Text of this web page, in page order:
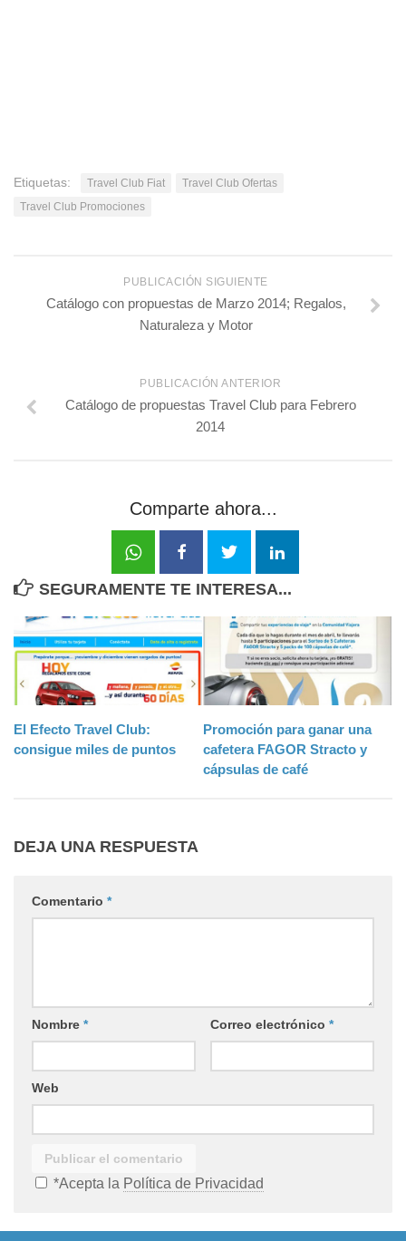
Etiquetas: Travel Club Fiat
Travel Club Ofertas
Travel Club Promociones
PUBLICACIÓN SIGUIENTE
Catálogo con propuestas de Marzo 2014; Regalos,
Naturaleza y Motor
PUBLICACIÓN ANTERIOR
Catálogo de propuestas Travel Club para Febrero
2014
Comparte ahora...
SEGURAMENTE TE INTERESA...
El Efecto Travel Club:
consigue miles de puntos
Promoción para ganar una
cafetera FAGOR Stracto y
cápsulas de café
DEJA UNA RESPUESTA
Comentario *
Nombre * Correo electrónico *
Web
*Acepta la Política de Privacidad